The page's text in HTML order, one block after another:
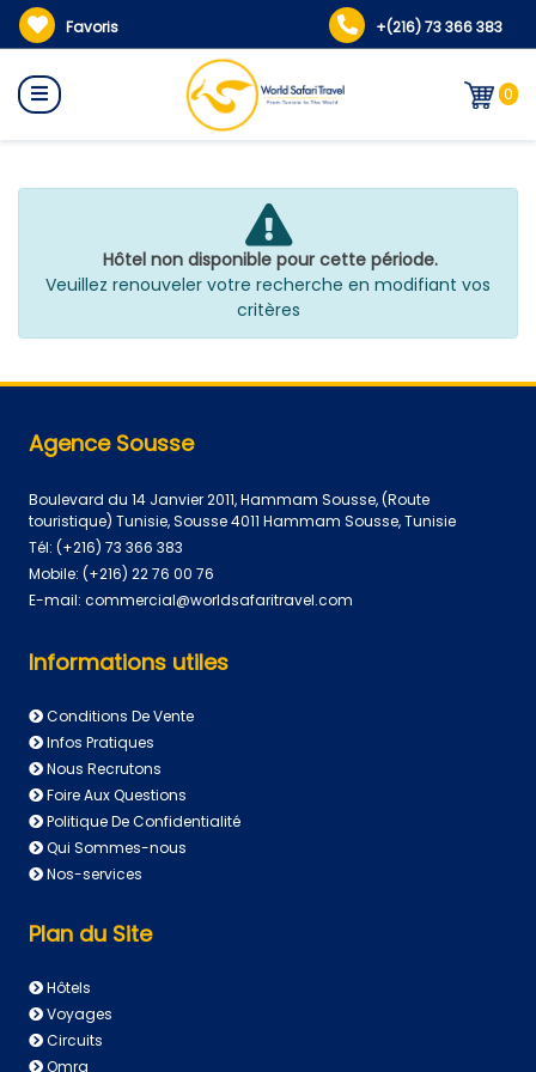
Favoris +(216) 73 366 383
0
Hôtel non disponible pour cette période.
Veuillez renouveler votre recherche en modifiant vos
critères
Agence Sousse
Boulevard du 14 Janvier 2011, Hammam Sousse, (Route
touristique) Tunisie, Sousse 4011 Hammam Sousse, Tunisie
Tél: (+216) 73 366 383
Mobile: (+216) 22 76 00 76
E-mail: commercial@worldsafaritravel.com
Informations utiles
Conditions De Vente
Infos Pratiques
Nous Recrutons
Foire Aux Questions
Politique De Confidentialité
Qui Sommes-nous
Nos-services
Plan du Site
Hôtels
Voyages
Circuits
Omra